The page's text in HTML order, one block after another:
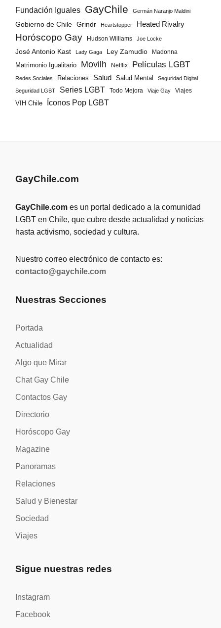
Fundación Iguales GayChile Germán Naranjo Maldini
Gobierno de Chile Grindr Heartstopper Heated Rivalry
Horóscopo Gay Hudson Williams Joe Locke
José Antonio Kast Lady Gaga Ley Zamudio Madonna
Matrimonio Igualitario Movilh Netflix Películas LGBT
Redes Sociales Relaciones Salud Salud Mental Seguridad Digital
Seguridad LGBT Series LGBT Todo Mejora Viaje Gay
Viajes
VIH Chile
Íconos Pop LGBT
GayChile.com
GayChile.com es un portal dedicado a la comunidad
LGBT en Chile, que cubre desde actualidad y noticias
hasta activismo, sociedad y cultura.
Nuestro correo electrónico de contacto es:
contacto@gaychile.com
Nuestras Secciones
Portada
Actualidad
Algo que Mirar
Chat Gay Chile
Contactos Gay
Directorio
Horóscopo Gay
Magazine
Panoramas
Relaciones
Salud y Bienestar
Sociedad
Viajes
Sigue nuestras redes
Instagram
Facebook